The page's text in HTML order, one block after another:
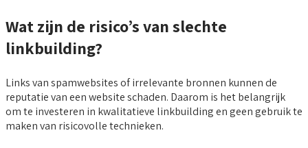
Wat zijn de risico’s van slechte
linkbuilding?
Links van spamwebsites of irrelevante bronnen kunnen de
reputatie van een website schaden. Daarom is het belangrijk
om te investeren in kwalitatieve linkbuilding en geen gebruik te
maken van risicovolle technieken.